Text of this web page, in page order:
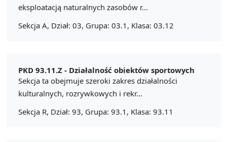
eksploatacją naturalnych zasobów r...
Sekcja A, Dział: 03, Grupa: 03.1, Klasa: 03.12
PKD 93.11.Z - Działalność obiektów sportowych
Sekcja ta obejmuje szeroki zakres działalności
kulturalnych, rozrywkowych i rekr...
Sekcja R, Dział: 93, Grupa: 93.1, Klasa: 93.11